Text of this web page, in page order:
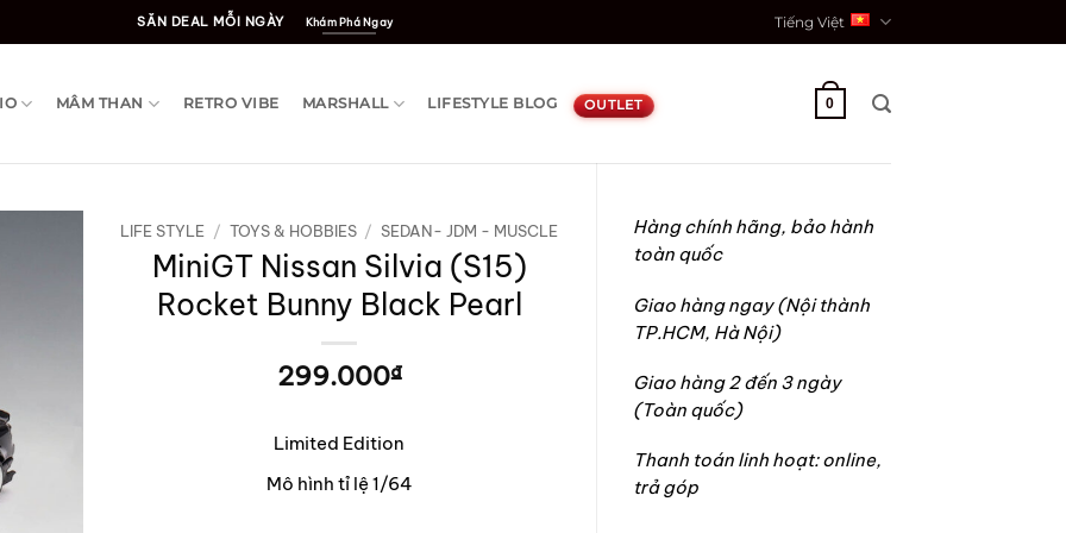
SĂN DEAL MỖI NGÀY Khám Phá Ngay Tiếng Việt
MÂM THAN RETRO VIBE MARSHALL LIFESTYLE BLOG OUTLET 0
Hàng chính hãng, bảo hành
toàn quốc
Giao hàng ngay (Nội thành
TP.HCM, Hà Nội)
Giao hàng 2 đến 3 ngày
(Toàn quốc)
Thanh toán linh hoạt: online,
trả góp
LIFE STYLE / TOYS & HOBBIES / SEDAN- JDM - MUSCLE
MiniGT Nissan Silvia (S15)
Rocket Bunny Black Pearl
299.000₫
Limited Edition
Mô hình tỉ lệ 1/64